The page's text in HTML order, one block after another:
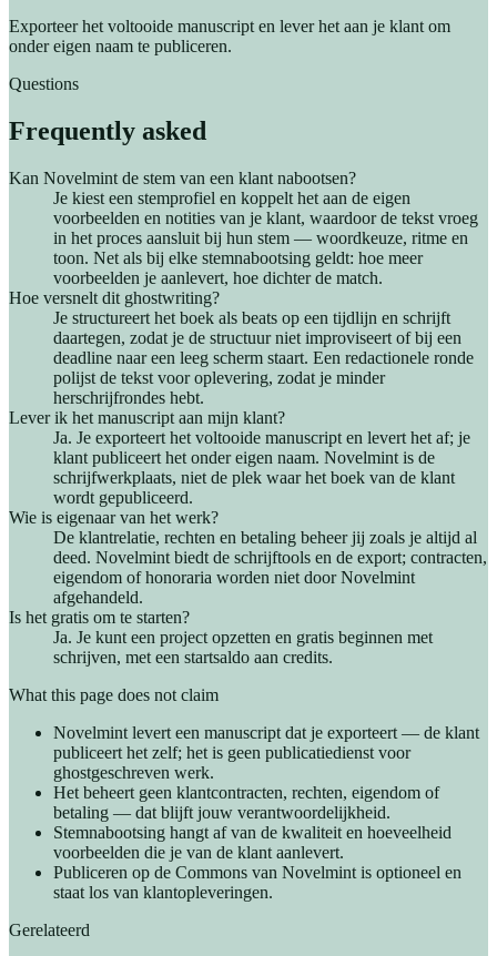
Exporteer het voltooide manuscript en lever het aan je klant om
onder eigen naam te publiceren.
Questions
Frequently asked
Kan Novelmint de stem van een klant nabootsen?
Je kiest een stemprofiel en koppelt het aan de eigen
voorbeelden en notities van je klant, waardoor de tekst vroeg
in het proces aansluit bij hun stem — woordkeuze, ritme en
toon. Net als bij elke stemnabootsing geldt: hoe meer
voorbeelden je aanlevert, hoe dichter de match.
Hoe versnelt dit ghostwriting?
Je structureert het boek als beats op een tijdlijn en schrijft
daartegen, zodat je de structuur niet improviseert of bij een
deadline naar een leeg scherm staart. Een redactionele ronde
polijst de tekst voor oplevering, zodat je minder
herschrijfrondes hebt.
Lever ik het manuscript aan mijn klant?
Ja. Je exporteert het voltooide manuscript en levert het af; je
klant publiceert het onder eigen naam. Novelmint is de
schrijfwerkplaats, niet de plek waar het boek van de klant
wordt gepubliceerd.
Wie is eigenaar van het werk?
De klantrelatie, rechten en betaling beheer jij zoals je altijd al
deed. Novelmint biedt de schrijftools en de export; contracten,
eigendom of honoraria worden niet door Novelmint
afgehandeld.
Is het gratis om te starten?
Ja. Je kunt een project opzetten en gratis beginnen met
schrijven, met een startsaldo aan credits.
What this page does not claim
Novelmint levert een manuscript dat je exporteert — de klant
publiceert het zelf; het is geen publicatiedienst voor
ghostgeschreven werk.
Het beheert geen klantcontracten, rechten, eigendom of
betaling — dat blijft jouw verantwoordelijkheid.
Stemnabootsing hangt af van de kwaliteit en hoeveelheid
voorbeelden die je van de klant aanlevert.
Publiceren op de Commons van Novelmint is optioneel en
staat los van klantopleveringen.
Gerelateerd